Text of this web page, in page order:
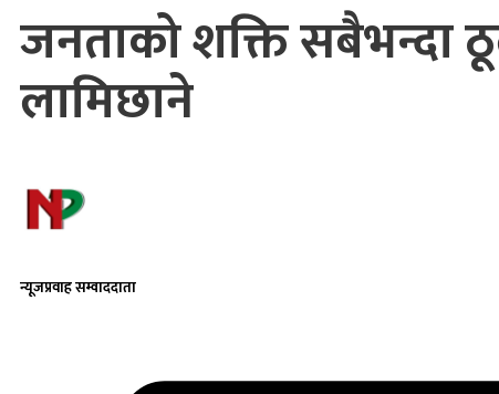
जनताको शक्ति सबैभन्दा
लामिछाने
न्यूजप्रवाह सम्वाददाता